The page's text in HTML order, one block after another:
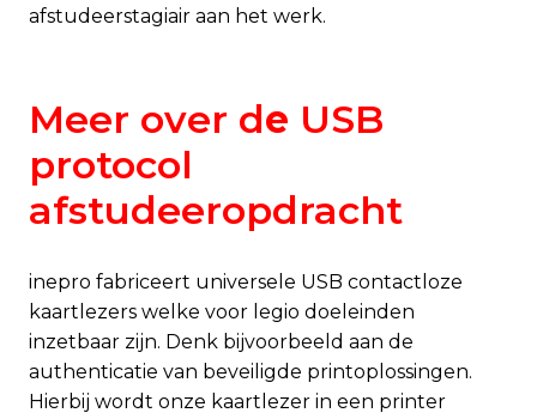
afstudeerstagiair aan het werk.
Meer over de USB
protocol
afstudeeropdracht
inepro fabriceert universele USB contactloze
kaartlezers welke voor legio doeleinden
inzetbaar zijn. Denk bijvoorbeeld aan de
authenticatie van beveiligde printoplossingen.
Hierbij wordt onze kaartlezer in een printer